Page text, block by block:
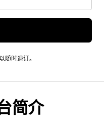
随时退订。
简介